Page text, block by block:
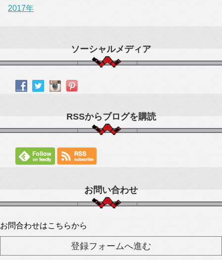
2017年
ソーシャルメディア
RSSからブログを購読
お問い合わせ
お問合わせはこちらから